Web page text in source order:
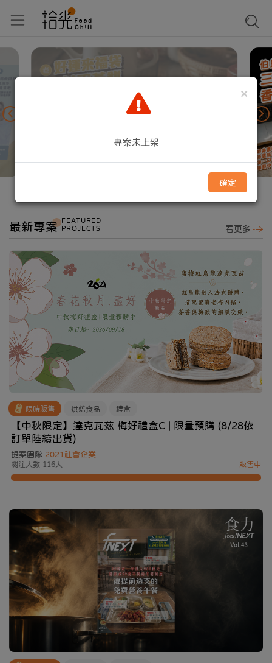
最新專案FEATURED
PROJECTS
看更多
限時販售 烘焙食品 禮盒
【中秋限定】達克瓦茲 梅好禮盒C | 限量預購 (8/28依
訂單陸續出貨)
提案團隊 2021社會企業
關注人數 116人 販售中
×
專案未上架
確定